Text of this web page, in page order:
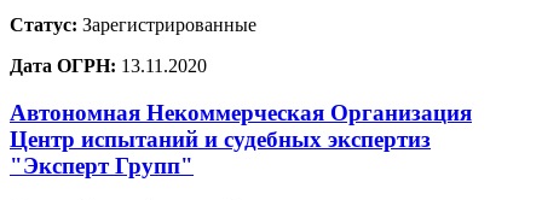
Статус: Зарегистрированные
Дата ОГРН: 13.11.2020
Автономная Некоммерческая Организация
Центр испытаний и судебных экспертиз
"Эксперт Групп"